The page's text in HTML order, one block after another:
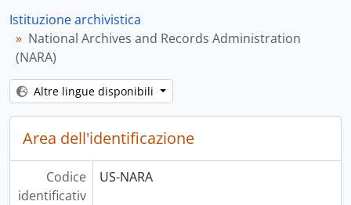
Istituzione archivistica
National Archives and Records Administration
(NARA)
Altre lingue disponibili
Area dell'identificazione
Codice
identificativ
US-NARA